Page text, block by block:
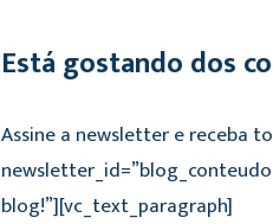
Está gostando dos
Assine a newsletter e receba
blog!”][vc_text_paragraph]